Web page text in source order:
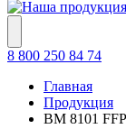
8 800 250 84 74
Главная
Продукция
ВМ 8101